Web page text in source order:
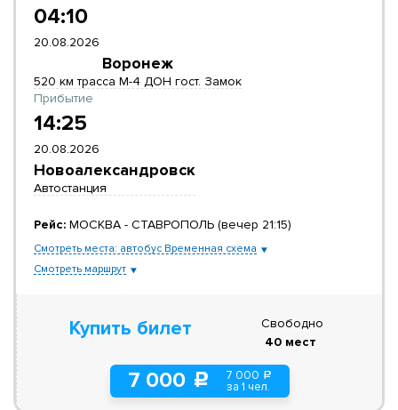
04:10
20.08.2026
Воронеж
520 км трасса М-4 ДОН гост. Замок
Прибытие
14:25
20.08.2026
Новоалександровск
Автостанция
Рейс: МОСКВА - СТАВРОПОЛЬ (вечер 21:15)
Смотреть места: автобус Временная схема
Смотреть маршрут
Купить билет
7 000 c 7 000 a
за 1 чел.
Свободно
40 мест